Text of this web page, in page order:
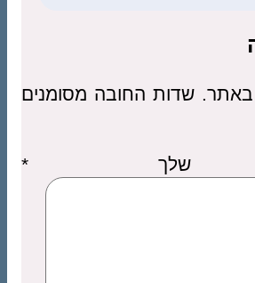
באתר. שדות החובה מסומנים
שלך*